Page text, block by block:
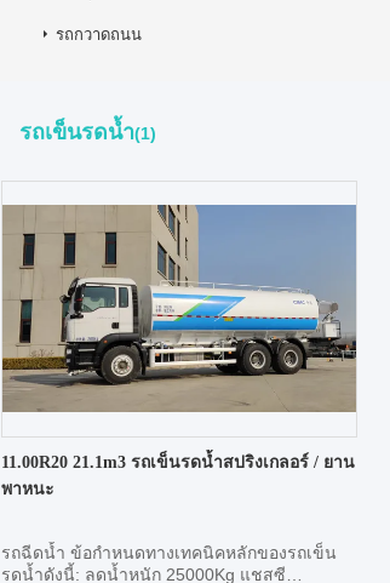
รถกวาดถนน
รถเข็นรดน้ำ(1)
11.00R20 21.1m3 รถเข็นรดน้ำสปริงเกลอร์ / ยาน
พาหนะ
รถฉีดน้ำ ข้อกำหนดทางเทคนิคหลักของรถเข็น
รดน้ำดังนี้: ลดน้ำหนัก 25000Kg แชสซี